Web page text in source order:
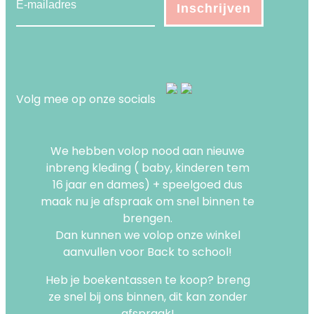
Volg mee op onze socials
We hebben volop nood aan nieuwe
inbreng kleding ( baby, kinderen tem
16 jaar en dames) + speelgoed dus
maak nu je afspraak om snel binnen te
brengen.
Dan kunnen we volop onze winkel
aanvullen voor Back to school!
Heb je boekentassen te koop? breng
ze snel bij ons binnen, dit kan zonder